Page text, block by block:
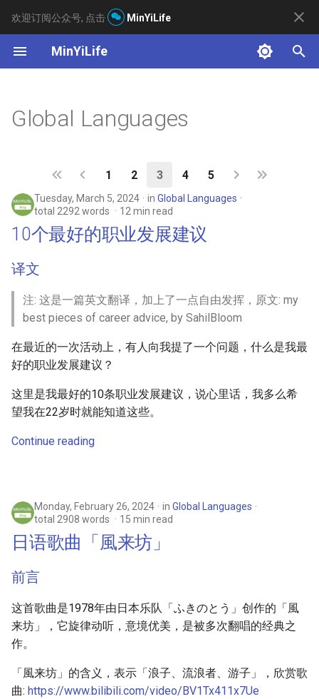
欢迎订阅公众号, 点击 MinYiLife
MinYiLife
T
e
s
t
r
s
e
r
n
g
2022
2020
2019
日语中「时间」相关词语整理
悲惨人士的七个习惯
英语句子摘录(一)
歌曲「Happy Birthday to
You」版权公开了？
什么是MBTI性格测试？
如何提高身体的新陈代谢水
Global Languages
1 2 3 4 5
Tuesday, March 5, 2024 in Global Languages
total 2292 words
12 min read
10个最好的职业发展建议
译文
注: 这是一篇英文翻译，加上了一点自由发挥，原文: my
best pieces of career advice, by SahilBloom
在最近的一次活动上，有人向我提了一个问题，什么是我最
好的职业发展建议？
这里是我最好的10条职业发展建议，说心里话，我多么希
望我在22岁时就能知道这些。
Continue reading
Monday, February 26, 2024 in Global Languages
total 2908 words
15 min read
日语歌曲「風来坊」
前言
这首歌曲是1978年由日本乐队「ふきのとう」创作的「風
来坊」，它旋律动听，意境优美，是被多次翻唱的经典之
作。
「風来坊」的含义，表示「浪子、流浪者、游子」，欣赏歌
曲: https://www.bilibili.com/video/BV1Tx411x7Ue